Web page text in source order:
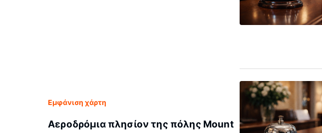
Εμφάνιση χάρτη
Αεροδρόμια πλησίον της πόλης Mount